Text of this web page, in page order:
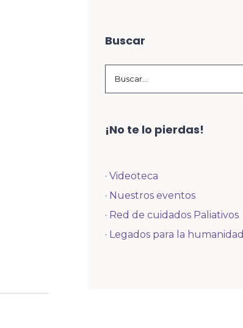
Buscar
Buscar:
¡No te lo pierdas!
·Videoteca
· Nuestros eventos
· Red de cuidados Paliativos
· Legados para la humanidad